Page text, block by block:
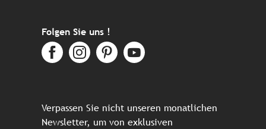
Folgen Sie uns !
Verpassen Sie nicht unseren monatlichen
Newsletter, um von exklusiven